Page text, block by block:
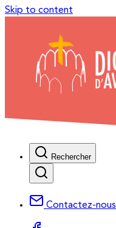
Skip to content
Rechercher
Contactez-nous